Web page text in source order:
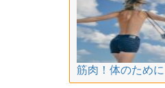
筋肉！体のため